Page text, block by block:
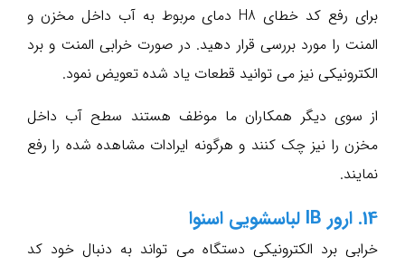
برای رفع کد خطای H8 دمای مربوط به آب داخل مخزن و
المنت را مورد بررسی قرار دهید. در صورت خرابی المنت و برد
الکترونیکی نیز می توانید قطعات یاد شده تعویض نمود.
از سوی دیگر همکاران ما موظف هستند سطح آب داخل
مخزن را نیز چک کنند و هرگونه ایرادات مشاهده شده را رفع
نمایند.
14. ارور IB لباسشویی اسنوا
خرابی برد الکترونیکی دستگاه می تواند به دنبال خود کد